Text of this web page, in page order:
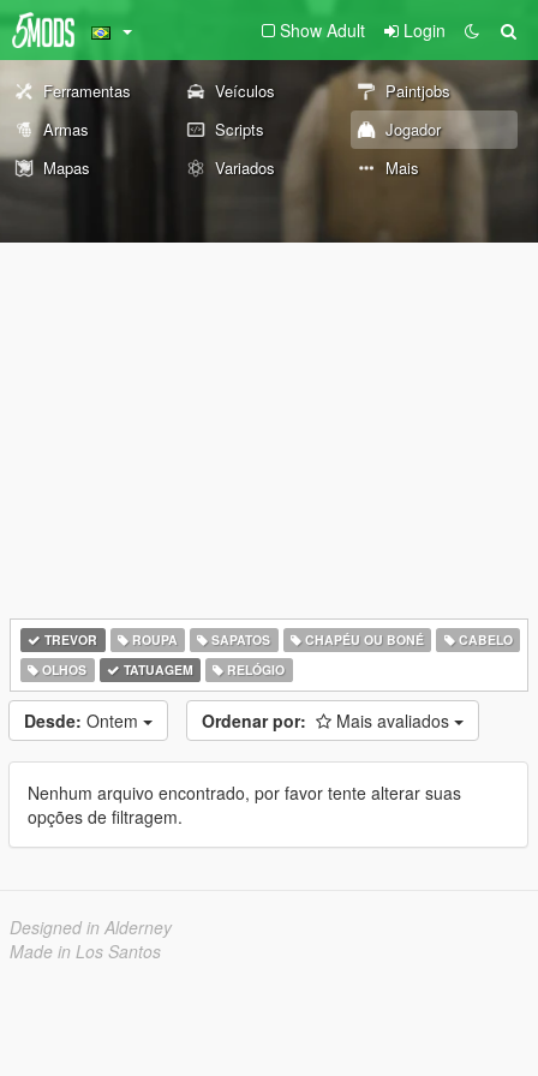
Show Adult Login
Ferramentas Veículos
Paintjobs
Armas
Scripts
Jogador
Mapas
Variados Mais
TREVOR ROUPA SAPATOS CHAPÉU OU BONÉ
CABELO
OLHOS
TATUAGEM RELÓGIO
Desde: Ontem Ordenar por: Mais avaliados
Nenhum arquivo encontrado, por favor tente alterar suas
opções de filtragem.
Designed in Alderney
Made in Los Santos